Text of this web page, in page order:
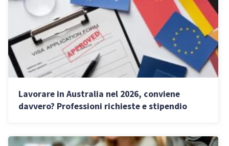
Lavorare in Australia nel 2026, conviene
davvero? Professioni richieste e stipendio